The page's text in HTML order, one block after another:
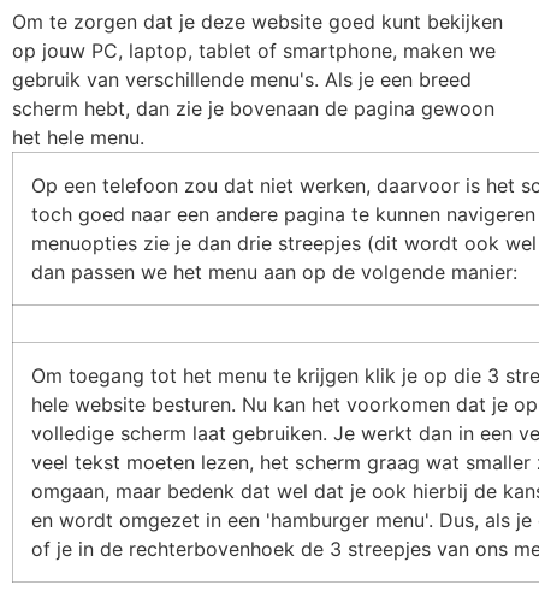
Om te zorgen dat je deze website goed kunt bekijken
op jouw PC, laptop, tablet of smartphone, maken we
gebruik van verschillende menu's. Als je een breed
scherm hebt, dan zie je bovenaan de pagina gewoon
het hele menu.
Op een telefoon zou dat niet werken, daarvoor is het
toch goed naar een andere pagina te kunnen
menuopties zie je dan drie streepjes (dit wordt ook
dan passen we het menu aan op de volgende manier:
Om toegang tot het menu te krijgen klik je op die 3
hele website besturen. Nu kan het voorkomen dat je
volledige scherm laat gebruiken. Je werkt dan in een
veel tekst moeten lezen, het scherm graag wat
omgaan, maar bedenk dat wel dat je ook hierbij de
en wordt omgezet in een 'hamburger menu'. Dus, als
of je in de rechterbovenhoek de 3 streepjes van ons